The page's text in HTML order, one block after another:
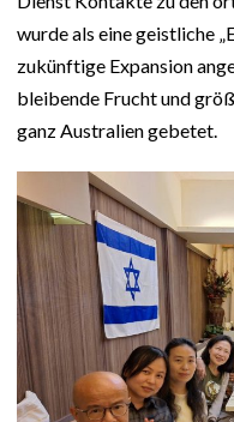
wurde als eine geistliche
zukünftige Expansion
bleibende Frucht und
ganz Australien gebetet.